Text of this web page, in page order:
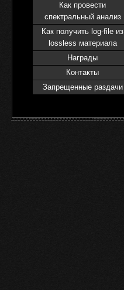
Как провести
спектральный анализ
Как получить log-file из
lossless материала
Награды
Контакты
Запрещенные раздачи